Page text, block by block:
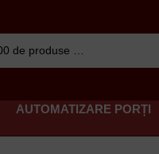
AUTOMATIZARE PORȚI